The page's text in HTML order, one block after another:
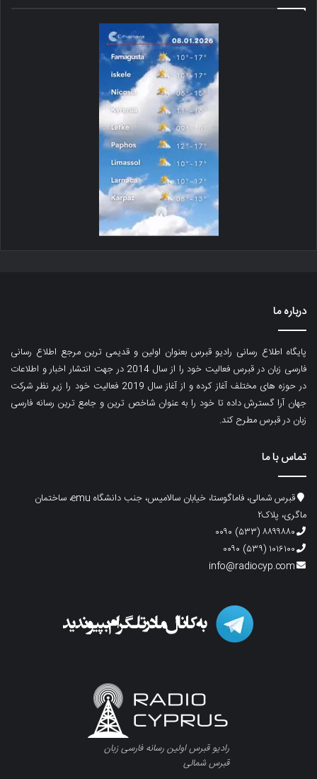
درباره ما
پایگاه اطلاع رسانی رادیو قبرس بعنوان اولین و قدیمی ترین مرجع اطلاع رسانی
فارسی زبان در قبرس فعالیت خود را از سال 2014 در جهت انتشار اخبار و اطلاعات
در حوزه های مختلف آغاز کرده و از آغاز سال 2019 فعالیت خود را زیر نظر شرکت
جهان آرا گسترش داده تا خود را به عنوان شاخص ترین و جامع ترین رسانه فارسی
زبان در قبرس مطرح کند.
تماس با ما
قبرس شمالی، فاماگوستا، خیابان سالامیس، جنب دانشگاه emu، ساختمان
ماگری، پلاک۲
۸۸۹۹۸۸۰ (۵۳۳) ۰۰۹۰
۱۰۱۶۱۰۰ (۵۳۹) ۰۰۹۰
info@radiocyp.com
رادیو قبرس اولین رسانه فارسی زبان
قبرس شمالی